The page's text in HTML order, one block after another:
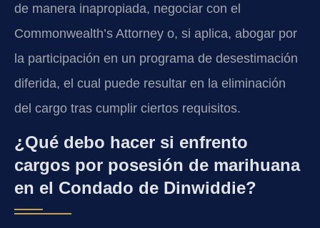
de manera inapropiada, negociar con el
Commonwealth’s Attorney o, si aplica, abogar por
la participación en un programa de desestimación
diferida, el cual puede resultar en la eliminación
del cargo tras cumplir ciertos requisitos.
¿Qué debo hacer si enfrento
cargos por posesión de marihuana
en el Condado de Dinwiddie?